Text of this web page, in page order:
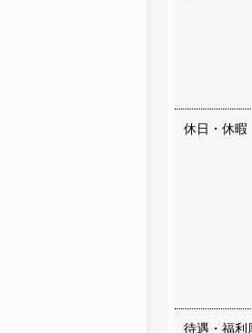
休日・休暇
待遇・福利